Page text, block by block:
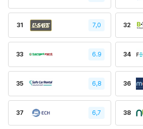
31 7,0 32
33 6.9 34
35 6,8 36
37 6,7 38